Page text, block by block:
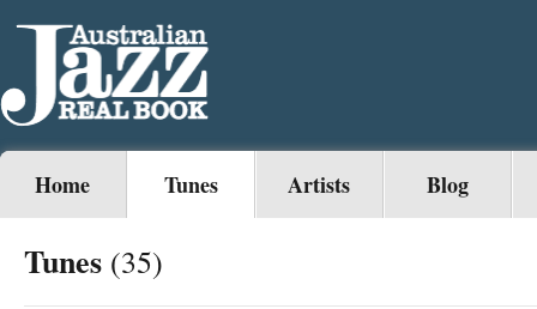
Home Tunes Artists Blog
Tunes (35)